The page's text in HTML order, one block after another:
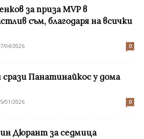
за приза МVP в
съм, благодаря на всички
04/2026 0
Панатинайкос у дома
01/2026 0
Дюрант за седмица